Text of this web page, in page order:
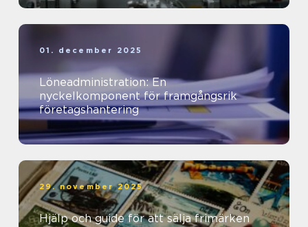
01. december 2025
Löneadministration: En
nyckelkomponent för framgångsrik
företagshantering
29. november 2025
Hjälp och guide för att sälja frimärken